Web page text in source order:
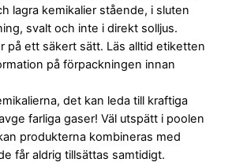
lagra kemikalier stående, i sluten
svalt och inte i direkt solljus.
på ett säkert sätt. Läs alltid etiketten
på förpackningen innan
det kan leda till kraftiga
farliga gaser! Väl utspätt i poolen
produkterna kombineras med
får aldrig tillsättas samtidigt.